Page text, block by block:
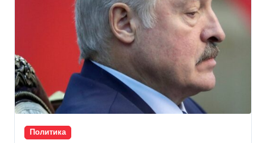
Политика